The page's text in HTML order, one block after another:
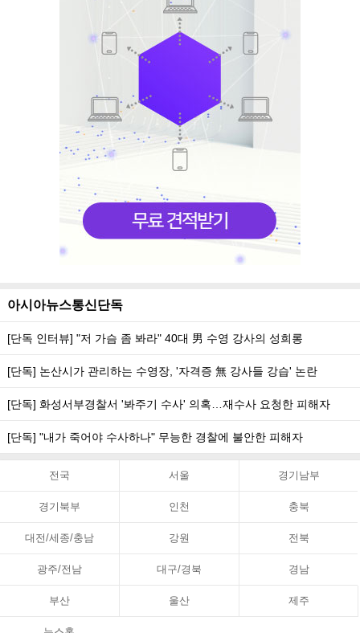
아시아뉴스통신단독
[단독 인터뷰] "저 가슴 좀 봐라" 40대 男 수영 강사의 성희롱
[단독] 논산시가 관리하는 수영장, '자격증 無 강사들 강습' 논란
[단독] 화성서부경찰서 '봐주기 수사' 의혹…재수사 요청한 피해자
[단독] "내가 죽어야 수사하나" 무능한 경찰에 불안한 피해자
전국 서울 경기남부
경기북부 인천 충북
대전/세종/충남 강원 전북
광주/전남 대구/경북 경남
부산 울산 제주